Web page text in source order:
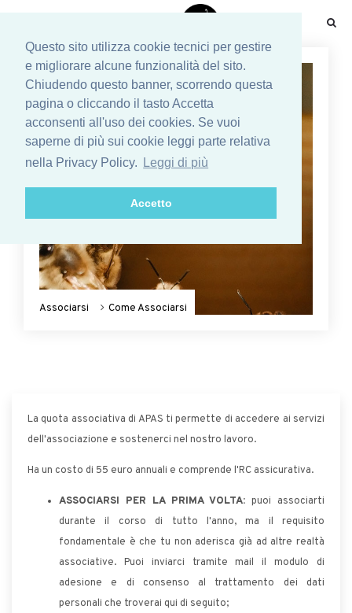
Questo sito utilizza cookie tecnici per gestire
e migliorare alcune funzionalità del sito.
Chiudendo questo banner, scorrendo questa
pagina o cliccando il tasto Accetta
acconsenti all'uso dei cookies. Se vuoi
saperne di più sui cookie leggi parte relativa
nella Privacy Policy.
Leggi di più
Accetto
Associarsi Come Associarsi
La quota associativa di APAS ti permette di accedere ai servizi
dell'associazione e sostenerci nel nostro lavoro.
Ha un costo di 55 euro annuali e comprende l'RC assicurativa.
ASSOCIARSI PER LA PRIMA VOLTA: puoi associarti
durante il corso di tutto l'anno, ma il requisito
fondamentale è che tu non aderisca già ad altre realtà
associative. Puoi inviarci tramite mail il modulo di
adesione e di consenso al trattamento dei dati
personali che troverai qui di seguito;